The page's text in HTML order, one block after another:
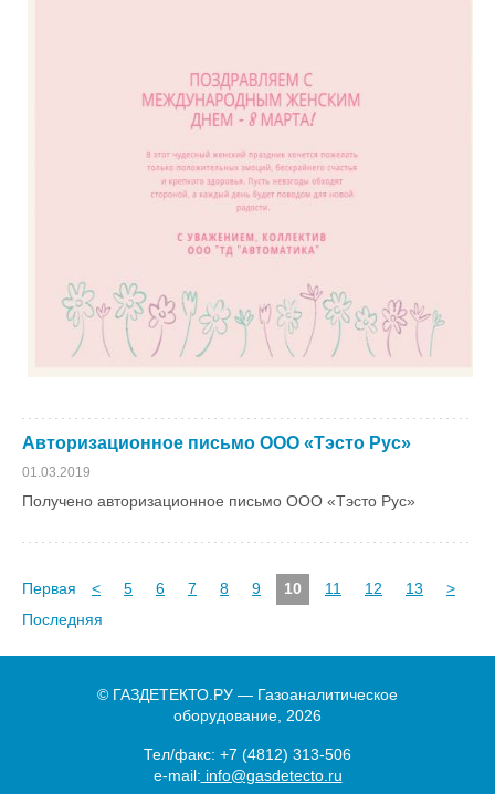
Авторизационное письмо ООО «Тэсто Рус»
01.03.2019
Получено авторизационное письмо ООО «Тэсто Рус»
Первая < 5 6 7 8 9 10 11 12 13
>
Последняя
© ГАЗДЕТЕКТО.РУ — Газоаналитическое
оборудование, 2026
Тел/факс: +7 (4812) 313-506
e-mail: info@gasdetecto.ru